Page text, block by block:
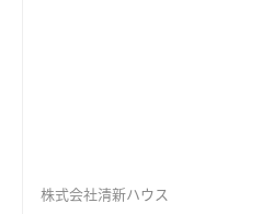
株式会社清新ハウス